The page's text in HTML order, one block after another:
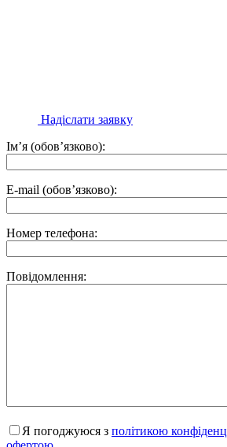
Надіслати заявку
Ім’я (обов’язково):
E-mail (обов’язково):
Номер телефона:
Повідомлення:
Я погоджуюся з політикою